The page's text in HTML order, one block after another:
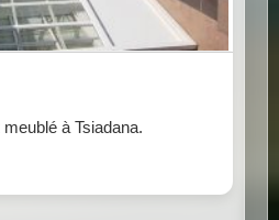
à Tsiadana.